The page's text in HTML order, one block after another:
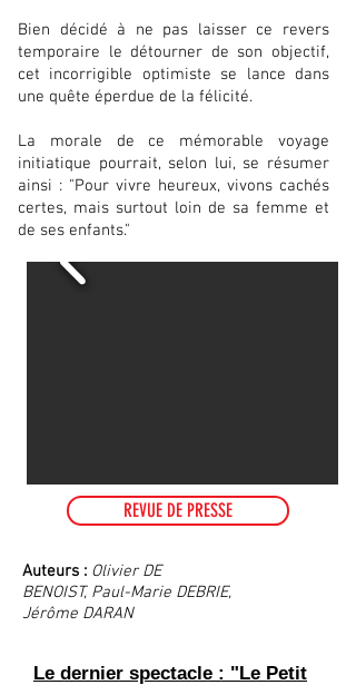
Bien décidé à ne pas laisser ce revers
temporaire le détourner de son objectif,
cet incorrigible optimiste se lance dans
une quête éperdue de la félicité.
La morale de ce mémorable voyage
initiatique pourrait, selon lui, se résumer
ainsi : "Pour vivre heureux, vivons cachés
certes, mais surtout loin de sa femme et
de ses enfants."
REVUE DE PRESSE
Auteurs : Olivier DE
BENOIST, Paul-Marie DEBRIE,
Jérôme DARAN
Le dernier spectacle : "Le Petit